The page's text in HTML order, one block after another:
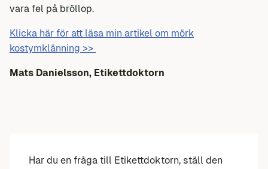
vara fel på bröllop.
Klicka här för att läsa min artikel om mörk
kostymklänning >>
Mats Danielsson, Etikettdoktorn
Har du en fråga till Etikettdoktorn, ställ den